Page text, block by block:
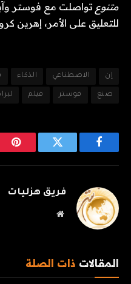
متنوع
للتعليق على الأمر، إهرين
إن الاصطناعي الذكاء
صنع فوستر فيلم
فيسبوك تويتر
فريق هزليات
موقع
المقالات ذات الصلة